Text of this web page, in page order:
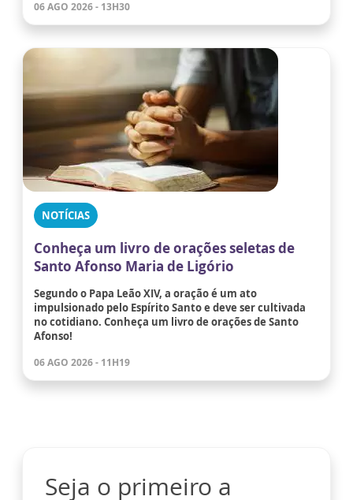
06 AGO 2026 - 13H30
NOTÍCIAS
Conheça um livro de orações seletas de
Santo Afonso Maria de Ligório
Segundo o Papa Leão XIV, a oração é um ato
impulsionado pelo Espírito Santo e deve ser cultivada
no cotidiano. Conheça um livro de orações de Santo
Afonso!
06 AGO 2026 - 11H19
Seja o primeiro a